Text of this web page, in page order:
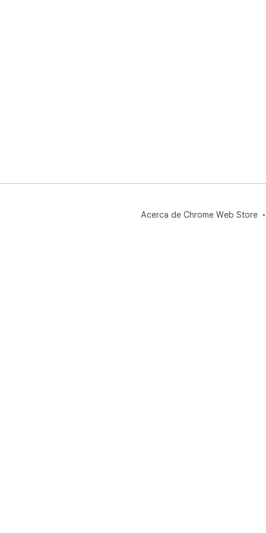
Acerca de Chrome Web Store